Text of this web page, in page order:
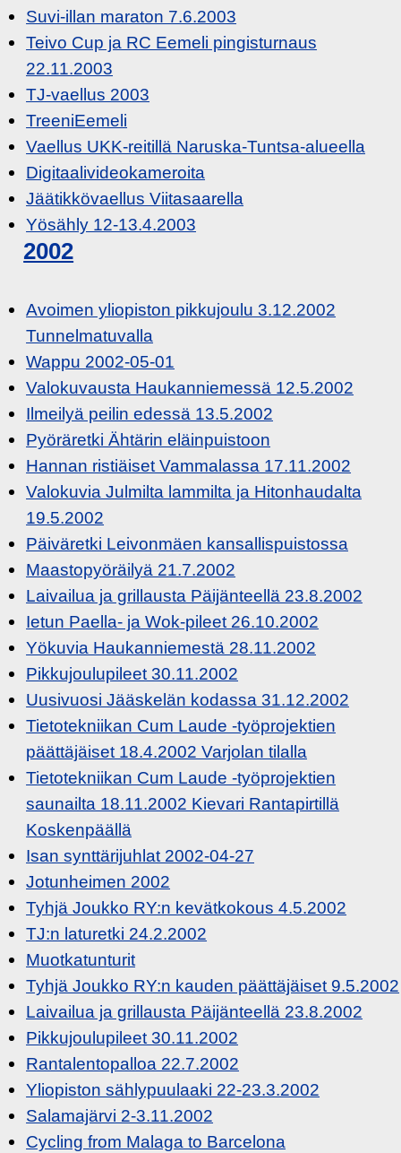
Suvi-illan maraton 7.6.2003
Teivo Cup ja RC Eemeli pingisturnaus
22.11.2003
TJ-vaellus 2003
TreeniEemeli
Vaellus UKK-reitillä Naruska-Tuntsa-alueella
Digitaalivideokameroita
Jäätikkövaellus Viitasaarella
Yösähly 12-13.4.2003
2002
Avoimen yliopiston pikkujoulu 3.12.2002
Tunnelmatuvalla
Wappu 2002-05-01
Valokuvausta Haukanniemessä 12.5.2002
Ilmeilyä peilin edessä 13.5.2002
Pyöräretki Ähtärin eläinpuistoon
Hannan ristiäiset Vammalassa 17.11.2002
Valokuvia Julmilta lammilta ja Hitonhaudalta
19.5.2002
Päiväretki Leivonmäen kansallispuistossa
Maastopyöräilyä 21.7.2002
Laivailua ja grillausta Päijänteellä 23.8.2002
Ietun Paella- ja Wok-pileet 26.10.2002
Yökuvia Haukanniemestä 28.11.2002
Pikkujoulupileet 30.11.2002
Uusivuosi Jääskelän kodassa 31.12.2002
Tietotekniikan Cum Laude -työprojektien
päättäjäiset 18.4.2002 Varjolan tilalla
Tietotekniikan Cum Laude -työprojektien
saunailta 18.11.2002 Kievari Rantapirtillä
Koskenpäällä
Isan synttärijuhlat 2002-04-27
Jotunheimen 2002
Tyhjä Joukko RY:n kevätkokous 4.5.2002
TJ:n laturetki 24.2.2002
Muotkatunturit
Tyhjä Joukko RY:n kauden päättäjäiset 9.5.2002
Laivailua ja grillausta Päijänteellä 23.8.2002
Pikkujoulupileet 30.11.2002
Rantalentopalloa 22.7.2002
Yliopiston sählypuulaaki 22-23.3.2002
Salamajärvi 2-3.11.2002
Cycling from Malaga to Barcelona